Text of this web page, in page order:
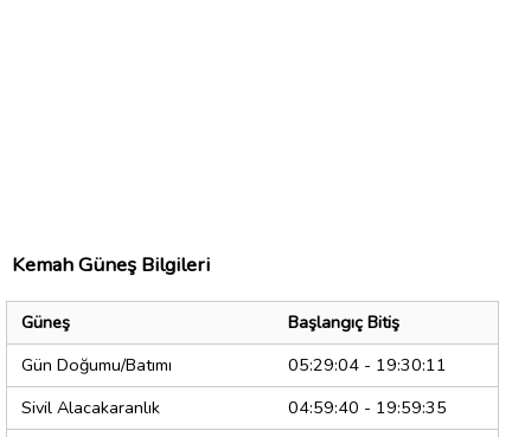
Kemah Güneş Bilgileri
Güneş
Başlangıç Bitiş
Gün Doğumu/Batımı
05:29:04 - 19:30:11
Sivil Alacakaranlık
04:59:40 - 19:59:35